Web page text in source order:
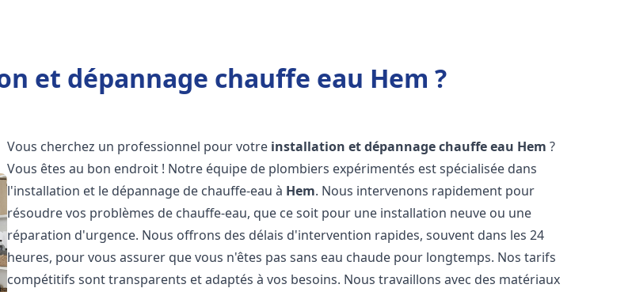
et dépannage chauffe eau Hem ?
Vous cherchez un professionnel pour votre installation et dépannage chauffe eau Hem ?
Vous êtes au bon endroit ! Notre équipe de plombiers expérimentés est spécialisée dans
l'installation et le dépannage de chauffe-eau à Hem. Nous intervenons rapidement pour
résoudre vos problèmes de chauffe-eau, que ce soit pour une installation neuve ou une
réparation d'urgence. Nous offrons des délais d'intervention rapides, souvent dans les 24
heures, pour vous assurer que vous n'êtes pas sans eau chaude pour longtemps. Nos tarifs
compétitifs sont transparents et adaptés à vos besoins. Nous travaillons avec des matériaux